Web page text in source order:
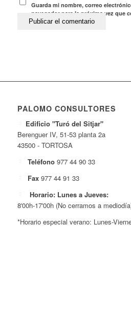
Guarda mi nombre, correo
navegador para la próxima vez que
PALOMO CONSULTORES
Edificio "Turó del Sitjar"
Berenguer IV, 51-53 planta 2a
43500 - TORTOSA
Teléfono 977 44 90 33
Fax 977 44 91 33
Horario: Lunes a Jueves:
8'00h-17'00h (No cerramos a
*Horario especial verano: Lunes-